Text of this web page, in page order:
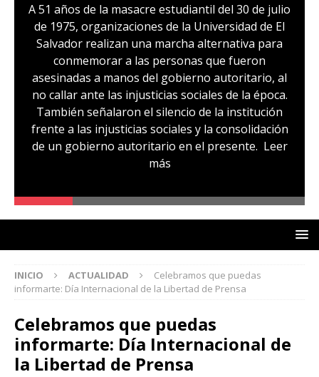
A 51 años de la masacre estudiantil del 30 de julio
de 1975, organizaciones de la Universidad de El
Salvador realizan una marcha alternativa para
conmemorar a las personas que fueron
asesinadas a manos del gobierno autoritario, al
no callar ante las injusticias sociales de la época.
También señalaron el silencio de la institución
frente a las injusticias sociales y la consolidación
de un gobierno autoritario en el presente. Leer
más
INICIO ACTUALIDAD
Celebramos que puedas
informarte: Día Internacional de la Libertad de Prensa
Celebramos que puedas
informarte: Día Internacional de
la Libertad de Prensa